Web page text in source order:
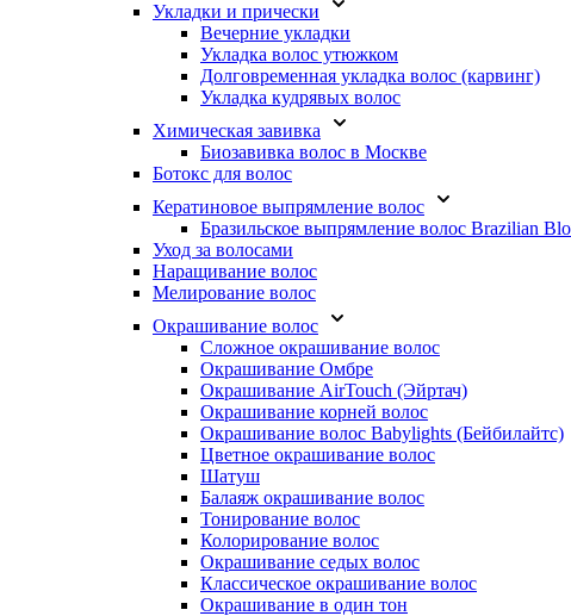
Укладки и прически
Вечерние укладки
Укладка волос утюжком
Долговременная укладка волос (карвинг)
Укладка кудрявых волос
Химическая завивка
Биозавивка волос в Москве
Ботокс для волос
Кератиновое выпрямление волос
Бразильское выпрямление волос Brazilian
Уход за волосами
Наращивание волос
Мелирование волос
Окрашивание волос
Сложное окрашивание волос
Окрашивание Омбре
Окрашивание AirTouch (Эйртач)
Окрашивание корней волос
Окрашивание волос Babylights (Бейбилайтс)
Цветное окрашивание волос
Шатуш
Балаяж окрашивание волос
Тонирование волос
Колорирование волос
Окрашивание седых волос
Классическое окрашивание волос
Окрашивание в один тон